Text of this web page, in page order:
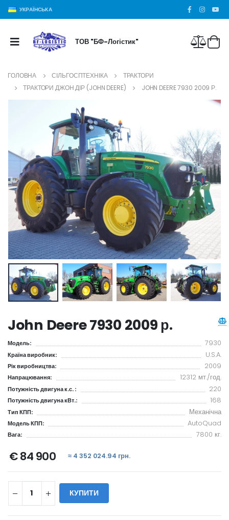
УКРАЇНСЬКА
ТОВ "БФ-Логістик"
ГОЛОВНА СІЛЬГОСПТЕХНІКА
ТРАКТОРИ
ТРАКТОРИ ДЖОН ДІР (JOHN DEERE)
JOHN DEERE 7930 2009 Р.
John Deere 7930 2009 р.
Модель: 7930
Країна виробник: U.S.A.
Рік виробництва: 2009
Напрацювання: 12312 мт./год.
Потужність двигуна к.с. : 220
Потужність двигуна кВт.: 168
Тип КПП: Механічна
Модель КПП: AutoQuad
Вага: 7800 кг.
€ 84 900 ≈ 4 352 024.94 грн.
КУПИТИ